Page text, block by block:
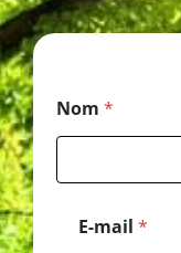
Nom *
E-mail *